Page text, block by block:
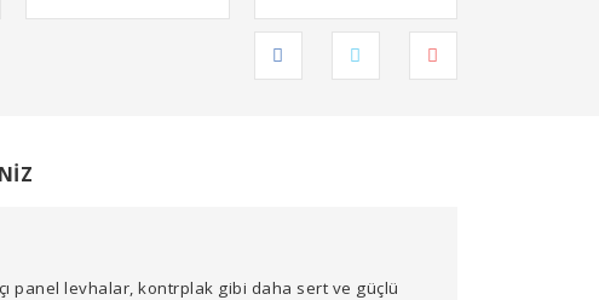
panel levhalar, kontrplak gibi daha sert ve güçlü